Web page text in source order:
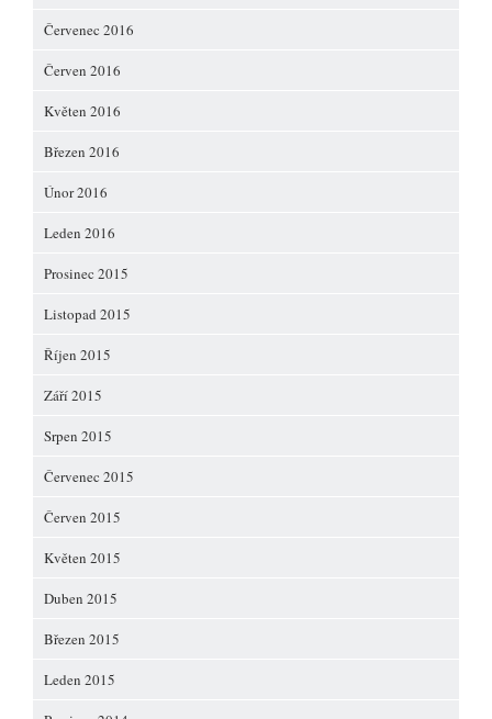
Červenec 2016
Červen 2016
Květen 2016
Březen 2016
Únor 2016
Leden 2016
Prosinec 2015
Listopad 2015
Říjen 2015
Září 2015
Srpen 2015
Červenec 2015
Červen 2015
Květen 2015
Duben 2015
Březen 2015
Leden 2015